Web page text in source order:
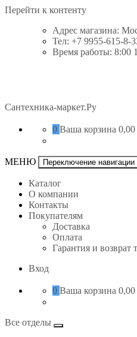
Перейти к контенту
Адрес магазина:
Тел: +7 9955-615-8-
Время работы: 8:00
Сантехника-маркет.Ру
0 Ваша корзина
МЕНЮ Переключение навигации
Каталог
О компании
Контакты
Покупателям
Доставка
Оплата
Гарантия и возврат
Вход
0 Ваша корзина
Все отделы